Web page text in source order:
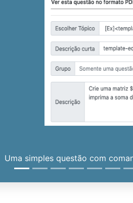
Uma simples questão com